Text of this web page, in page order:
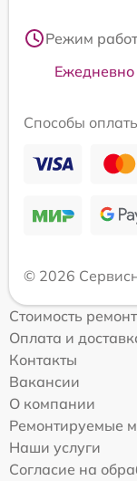
Режим
Ежедневно
Способы
© 2026
Стоимость
Оплата и
Контакты
Вакансии
О компании
Ремонтируемые
Наши услуги
Согласие на